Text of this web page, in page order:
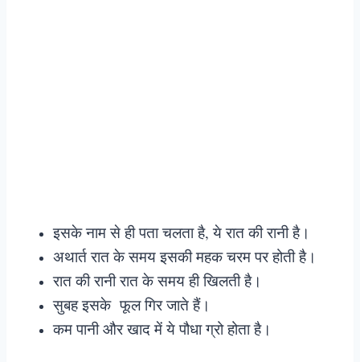
इसके नाम से ही पता चलता है, ये रात की रानी है।
अथार्त रात के समय इसकी महक चरम पर होती है।
रात की रानी रात के समय ही खिलती है।
सुबह इसके फूल गिर जाते हैं।
कम पानी और खाद में ये पौधा ग्रो होता है।